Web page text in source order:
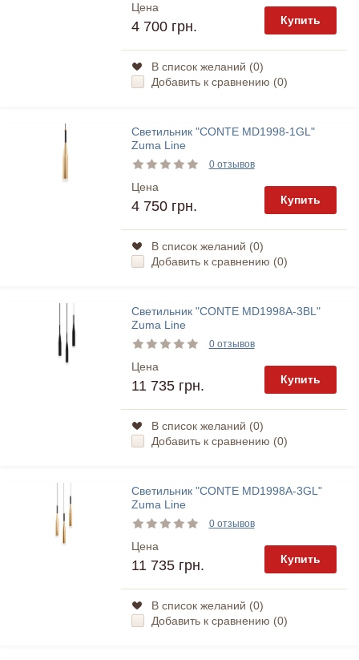
Цена
4 700 грн. Купить
В список желаний (0)
Добавить к сравнению (0)
Светильник "CONTE MD1998-1GL"
Zuma Line
0 отзывов
Цена
4 750 грн. Купить
В список желаний (0)
Добавить к сравнению (0)
Светильник "CONTE MD1998A-3BL"
Zuma Line
0 отзывов
Цена
11 735 грн. Купить
В список желаний (0)
Добавить к сравнению (0)
Светильник "CONTE MD1998A-3GL"
Zuma Line
0 отзывов
Цена
11 735 грн. Купить
В список желаний (0)
Добавить к сравнению (0)